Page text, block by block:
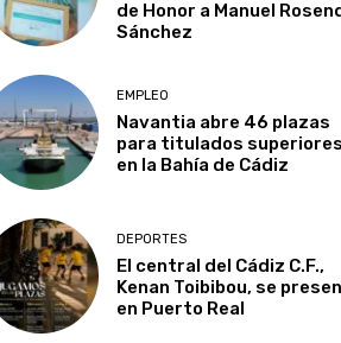
de Honor a Manuel
Sánchez
EMPLEO
Navantia abre 46 plazas
para titulados superiores
en la Bahía de Cádiz
DEPORTES
El central del Cádiz C.F.,
Kenan Toibibou, se
en Puerto Real